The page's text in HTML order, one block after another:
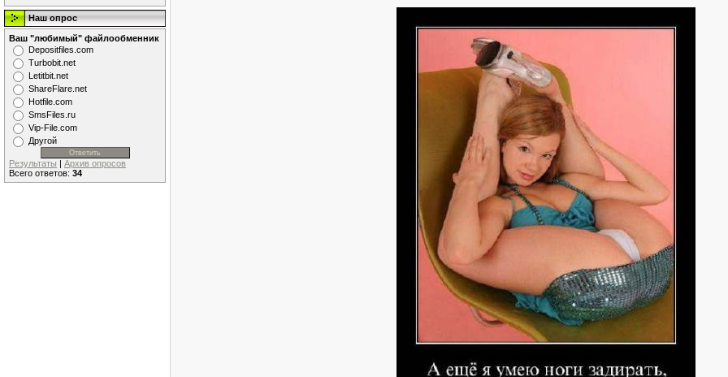
Наш опрос
Ваш "любимый" файлообменник
Dеpоsitfilеs.com
Turbobit.net
Letitbit.net
ShareFlare.net
Hotfile.com
SmsFiles.ru
Vip-File.com
Другой
Результаты | Архив опросов
Всего ответов: 34